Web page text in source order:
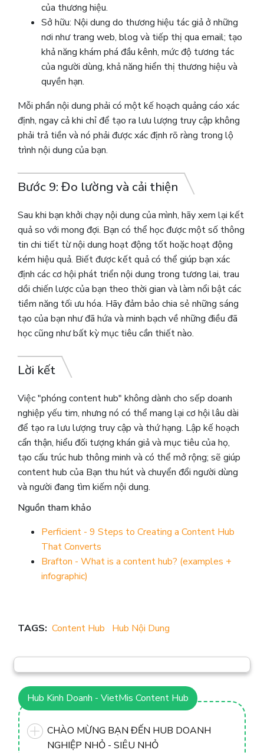
của thương hiệu.
Sở hữu: Nội dung do thương hiệu tác giả ở những
nơi như trang web, blog và tiếp thị qua email; tạo
khả năng khám phá đầu kênh, mức độ tương tác
của người dùng, khả năng hiển thị thương hiệu và
quyền hạn.
Mỗi phần nội dung phải có một kế hoạch quảng cáo xác
định, ngay cả khi chỉ để tạo ra lưu lượng truy cập không
phải trả tiền và nó phải được xác định rõ ràng trong lộ
trình nội dung của bạn.
Bước 9: Đo lường và cải thiện
Sau khi bạn khởi chạy nội dung của mình, hãy xem lại kết
quả so với mong đợi. Bạn có thể học được một số thông
tin chi tiết từ nội dung hoạt động tốt hoặc hoạt động
kém hiệu quả. Biết được kết quả có thể giúp bạn xác
định các cơ hội phát triển nội dung trong tương lai, trau
dồi chiến lược của bạn theo thời gian và làm nổi bật các
tiềm năng tối ưu hóa. Hãy đảm bảo chia sẻ những sáng
tạo của bạn như đã hứa và minh bạch về những điều đã
học cũng như bất kỳ mục tiêu cần thiết nào.
Lời kết
Việc "phóng content hub" không dành cho sếp doanh
nghiệp yếu tim, nhưng nó có thể mang lại cơ hội lâu dài
để tạo ra lưu lượng truy cập và thứ hạng. Lập kế hoạch
cẩn thận, hiểu đối tượng khán giả và mục tiêu của họ,
tạo cấu trúc hub thông minh và có thể mở rộng; sẽ giúp
content hub của Bạn thu hút và chuyển đổi người dùng
và người đang tìm kiếm nội dung.
Nguồn tham khảo
Perficient - 9 Steps to Creating a Content Hub
That Converts
Brafton - What is a content hub? (examples +
infographic)
TAGS: Content Hub Hub Nội Dung
Hub Kinh Doanh - VietMis Content Hub
CHÀO MỪNG BẠN ĐẾN HUB DOANH
NGHIỆP NHỎ - SIÊU NHỎ